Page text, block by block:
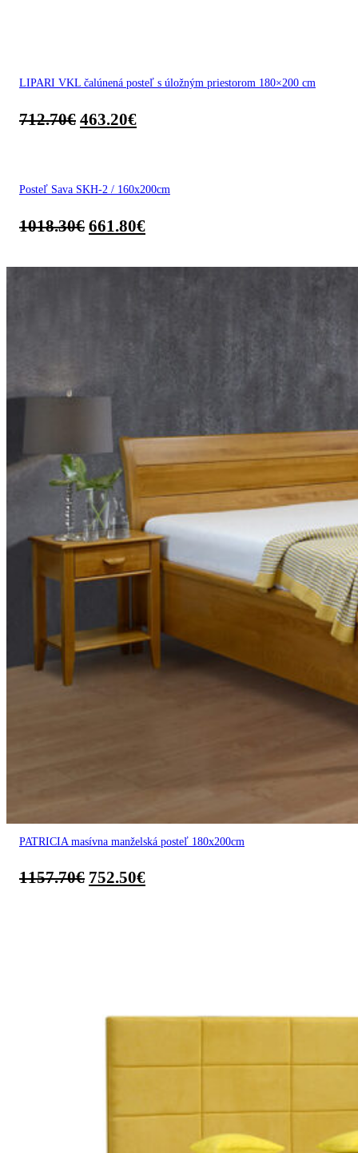
LIPARI VKL čalúnená posteľ s úložným priestorom 180×200 cm
712.70€ 463.20€
Posteľ Sava SKH-2 / 160x200cm
1018.30€ 661.80€
PATRICIA masívna manželská posteľ 180x200cm
1157.70€ 752.50€